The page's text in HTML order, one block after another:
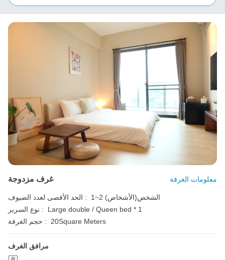
غرف مزدوجة معلومات الغرفة
الحد الأقصى لعدد الضيوف :
1~2 الشخص(الأشخاص)
نوع السرير :
Large double / Queen bed * 1
حجم الغرفة :
20Square Meters
مرافق الغرف